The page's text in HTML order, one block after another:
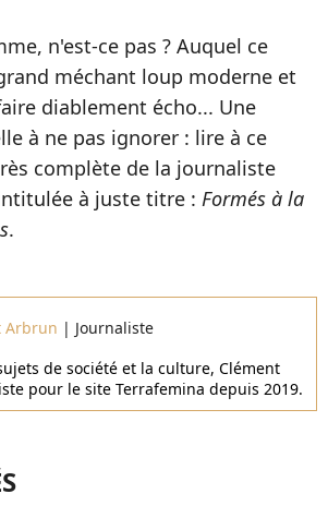
n'est-ce pas ? Auquel ce
méchant loup moderne et
diablement écho... Une
à ne pas ignorer : lire à ce
complète de la journaliste
à juste titre : Formés à la
.
Arbrun | Journaliste
de société et la culture, Clément
pour le site Terrafemina depuis 2019.